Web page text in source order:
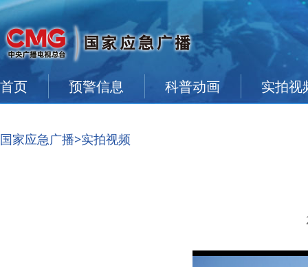
首页 预警信息 科普动画 实拍视
国家应急广播>实拍视频